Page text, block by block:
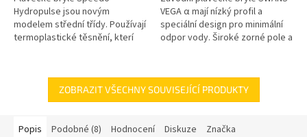
Hydropulse jsou novým
modelem střední třídy. Používají
termoplastické těsnění, kterí
VEGA α mají nízký profil a
speciální design pro minimální
odpor vody. Široké zorné pole a
ZOBRAZIT VŠECHNY SOUVISEJÍCÍ PRODUKTY
Popis Podobné (8) Hodnocení Diskuze Značka